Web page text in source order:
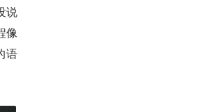
说
像
语